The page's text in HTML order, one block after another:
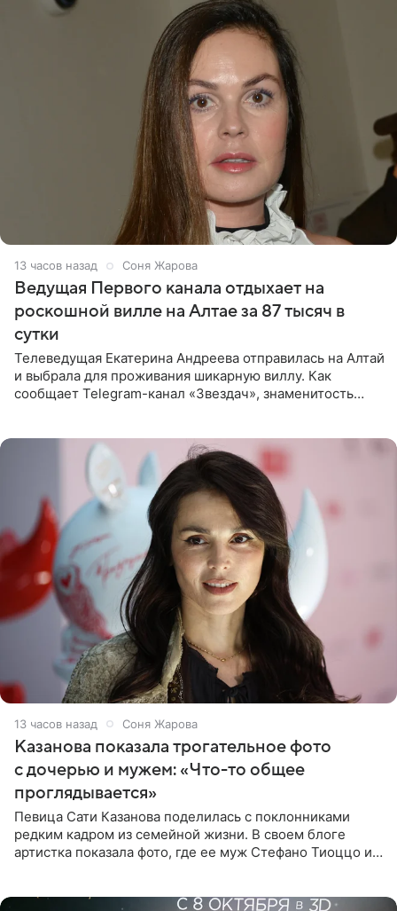
13 часов назад Соня Жарова
Ведущая Первого канала отдыхает на
роскошной вилле на Алтае за 87 тысяч в
сутки
Телеведущая Екатерина Андреева отправилась на Алтай
и выбрала для проживания шикарную виллу. Как
сообщает Telegram-канал «Звездач», знаменитость
13 часов назад Соня Жарова
Казанова показала трогательное фото
с дочерью и мужем: «Что-то общее
проглядывается»
Певица Сати Казанова поделилась с поклонниками
редким кадром из семейной жизни. В своем блоге
артистка показала фото, где ее муж Стефано Тиоццо и